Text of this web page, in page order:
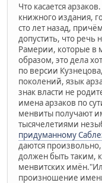
Что касается
книжного издания,
сто лет назад,
допустить, что речь
Рамерии, которые в
образом, это дела
по версии
поколений, язык
знак власти не
имена арзаков по
менвиты получают
тысячелетиями
придуманному
даются
должен быть таким,
менвитских
произношение